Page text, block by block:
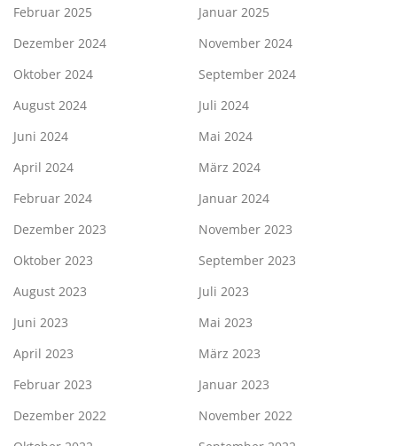
Februar 2025
Januar 2025
Dezember 2024
November 2024
Oktober 2024
September 2024
August 2024
Juli 2024
Juni 2024
Mai 2024
April 2024
März 2024
Februar 2024
Januar 2024
Dezember 2023
November 2023
Oktober 2023
September 2023
August 2023
Juli 2023
Juni 2023
Mai 2023
April 2023
März 2023
Februar 2023
Januar 2023
Dezember 2022
November 2022